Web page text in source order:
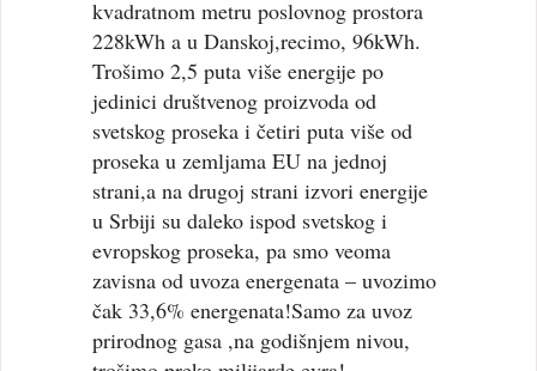
kvadratnom metru poslovnog prostora
228kWh a u Danskoj,recimo, 96kWh.
Trošimo 2,5 puta više energije po
jedinici društvenog proizvoda od
svetskog proseka i četiri puta više od
proseka u zemljama EU na jednoj
strani,a na drugoj strani izvori energije
u Srbiji su daleko ispod svetskog i
evropskog proseka, pa smo veoma
zavisna od uvoza energenata – uvozimo
čak 33,6% energenata!Samo za uvoz
prirodnog gasa ,na godišnjem nivou,